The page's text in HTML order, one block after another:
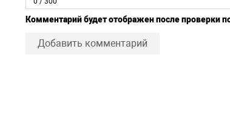
Комментарий будет отображен после проверки
Добавить комментарий